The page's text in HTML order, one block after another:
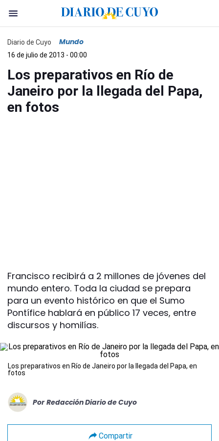
Diario de Cuyo Mundo
16 de julio de 2013 - 00:00
Los preparativos en Río de
Janeiro por la llegada del Papa,
en fotos
Francisco recibirá a 2 millones de jóvenes del
mundo entero. Toda la ciudad se prepara
para un evento histórico en que el Sumo
Pontífice hablará en público 17 veces, entre
discursos y homilías.
Los preparativos en Río de Janeiro por la llegada del Papa, en
fotos
Por Redacción Diario de Cuyo
Compartir